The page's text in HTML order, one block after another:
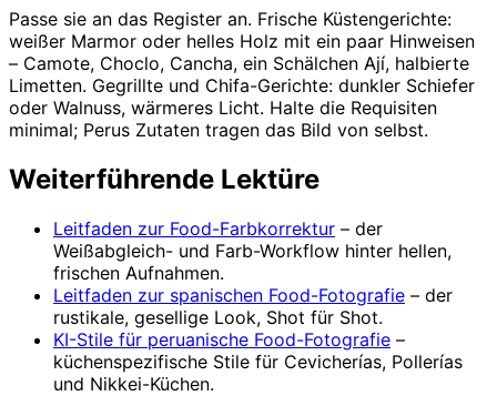
Passe sie an das Register an. Frische Küstengerichte:
weißer Marmor oder helles Holz mit ein paar Hinweisen
– Camote, Choclo, Cancha, ein Schälchen Ají, halbierte
Limetten. Gegrillte und Chifa-Gerichte: dunkler Schiefer
oder Walnuss, wärmeres Licht. Halte die Requisiten
minimal; Perus Zutaten tragen das Bild von selbst.
Weiterführende Lektüre
Leitfaden zur Food-Farbkorrektur – der
Weißabgleich- und Farb-Workflow hinter hellen,
frischen Aufnahmen.
Leitfaden zur spanischen Food-Fotografie – der
rustikale, gesellige Look, Shot für Shot.
KI-Stile für peruanische Food-Fotografie –
küchenspezifische Stile für Cevicherías, Pollerías
und Nikkei-Küchen.